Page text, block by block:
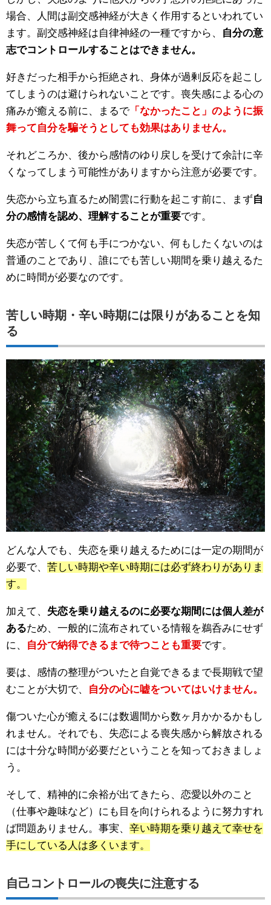
場合、人間は副交感神経が大きく作用するといわれてい
ます。副交感神経は自律神経の一種ですから、
自分の意
志でコントロールすることはできません。
好きだった相手から拒絶され、身体が過剰反応を起こし
てしまうのは避けられないことです。喪失感による心の
痛みが癒える前に、まるで「なかったこと」のように振
舞って自分を騙そうとしても効果はありません。
それどころか、後から感情のゆり戻しを受けて余計に辛
くなってしまう可能性がありますから注意が必要です。
失恋から立ち直るため闇雲に行動を起こす前に、まず自
分の感情を認め、理解することが重要です。
失恋が苦しくて何も手につかない、何もしたくないのは
普通のことであり、誰にでも苦しい期間を乗り越えるた
めに時間が必要なのです。
苦しい時期・辛い時期には限りがあることを知
る
どんな人でも、失恋を乗り越えるためには一定の期間が
必要で、 苦しい時期や辛い時期には必ず終わりがありま
す。
加えて、 失恋を乗り越えるのに必要な期間には個人差が
あるため、一般的に流布されている情報を鵜呑みにせず
に、
自分で納得できるまで待つことも重要です。
要は、感情の整理がついたと自覚できるまで長期戦で望
むことが大切で、
自分の心に嘘をついてはいけません。
傷ついた心が癒えるには数週間から数ヶ月かかるかもし
れません。それでも、失恋による喪失感から解放される
には十分な時間が必要だということを知っておきましょ
う。
そして、精神的に余裕が出てきたら、恋愛以外のこと
（仕事や趣味など）にも目を向けられるように努力すれ
ば問題ありません。事実、 辛い時期を乗り越えて幸せを
手にしている人は多くいます。
自己コントロールの喪失に注意する